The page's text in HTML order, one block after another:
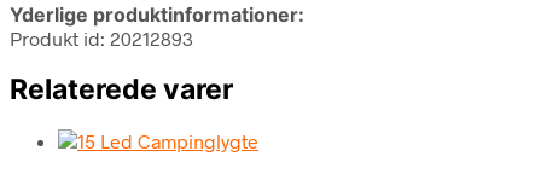
Yderlige produktinformationer:
Produkt id: 20212893
Relaterede varer